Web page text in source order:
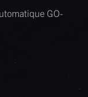
GO-